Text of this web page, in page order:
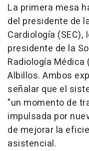
La primera mesa
del presidente de
Cardiología (SEC),
presidente de la
Radiología Médica
Albillos. Ambos
señalar que el
"un momento de
impulsada por
de mejorar la
asistencial.